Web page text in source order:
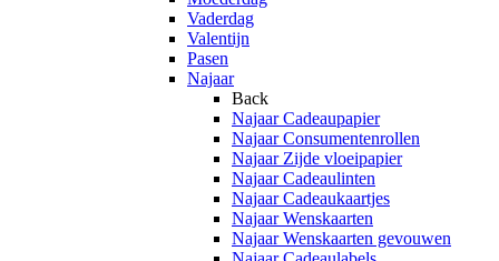
Vaderdag
Valentijn
Pasen
Najaar
Back
Najaar Cadeaupapier
Najaar Consumentenrollen
Najaar Zijde vloeipapier
Najaar Cadeaulinten
Najaar Cadeaukaartjes
Najaar Wenskaarten
Najaar Wenskaarten gevouwen